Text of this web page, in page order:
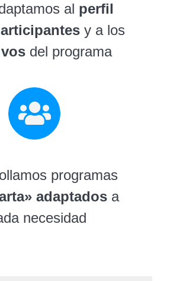
al perfil
y a los
del programa
programas
adaptados a
necesidad